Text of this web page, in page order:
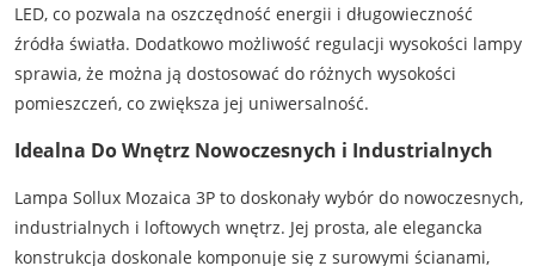
LED, co pozwala na oszczędność energii i długowieczność
źródła światła. Dodatkowo możliwość regulacji wysokości lampy
sprawia, że można ją dostosować do różnych wysokości
pomieszczeń, co zwiększa jej uniwersalność.
Idealna Do Wnętrz Nowoczesnych i Industrialnych
Lampa Sollux Mozaica 3P to doskonały wybór do nowoczesnych,
industrialnych i loftowych wnętrz. Jej prosta, ale elegancka
konstrukcja doskonale komponuje się z surowymi ścianami,